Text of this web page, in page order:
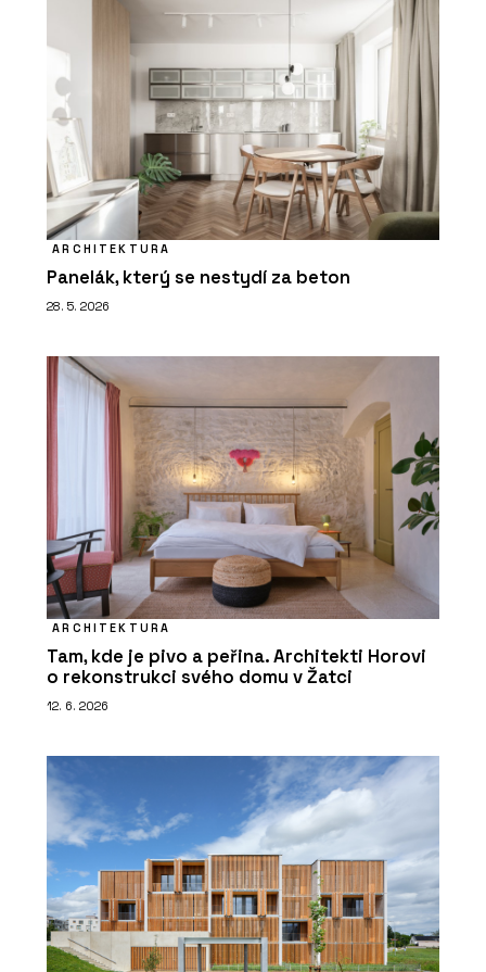
ARCHITEKTURA
Panelák, který se nestydí za beton
28. 5. 2026
ARCHITEKTURA
Tam, kde je pivo a peřina. Architekti Horovi
o rekonstrukci svého domu v Žatci
12. 6. 2026